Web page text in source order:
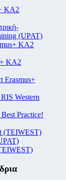
KA2
(UPAT)
KA2
KA2
Erasmus+
Western
Practice!
(TEIWEST)